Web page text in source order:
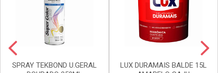
SPRAY TEKBOND U.GERAL
LUX DURAMAIS BALDE 15L